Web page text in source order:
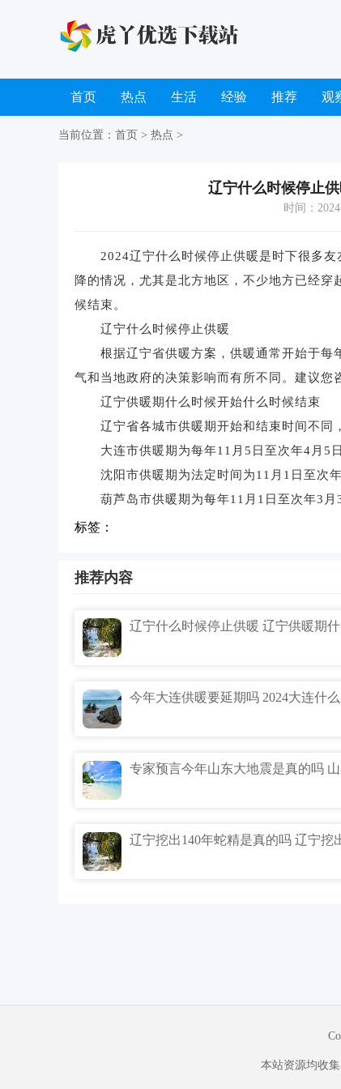
首页 热点 生活 经验 推荐 观
当前位置： 首页 > 热点 >
辽宁什么时候停止
时间：
2024辽宁什么时候停止供暖是时下很多友
降的情况，尤其是北方地区，不少地方已经
候结束。
辽宁什么时候停止供暖
根据辽宁省供暖方案，供暖通常开始于每
气和当地政府的决策影响而有所不同。建议
辽宁供暖期什么时候开始什么时候结束
辽宁省各城市供暖期开始和结束时间不同
大连市供暖期为每年11月5日至次年4月5日
沈阳市供暖期为法定时间为11月1日至次年
葫芦岛市供暖期为每年11月1日至次年3月
标签：
推荐内容
本站资源均收